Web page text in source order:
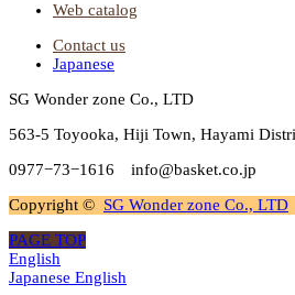
Web catalog
Contact us
Japanese
SG Wonder zone Co., LTD
563-5 Toyooka, Hiji Town, Hayami
0977−73−1616 info@basket.co.jp
Copyright © SG Wonder zone Co., LTD
PAGE TOP
English
Japanese English